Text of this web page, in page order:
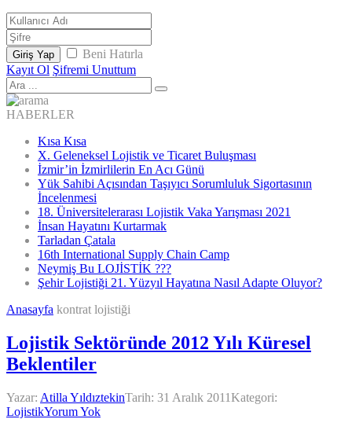
Giriş Yap
Beni Hatırla
Kayıt Ol Şifremi Unuttum
HABERLER
Kısa Kısa
X. Geleneksel Lojistik ve Ticaret Buluşması
İzmir’in İzmirlilerin En Acı Günü
Yük Sahibi Açısından Taşıyıcı Sorumluluk Sigortasının
İncelenmesi
18. Üniversitelerarası Lojistik Vaka Yarışması 2021
İnsan Hayatını Kurtarmak
Tarladan Çatala
16th International Supply Chain Camp
Neymiş Bu LOJİSTİK ???
Şehir Lojistiği 21. Yüzyıl Hayatına Nasıl Adapte Oluyor?
Anasayfa kontrat lojistiği
Lojistik Sektöründe 2012 Yılı Küresel
Beklentiler
Yazar: Atilla YıldıztekinTarih: 31 Aralık 2011Kategori:
LojistikYorum Yok